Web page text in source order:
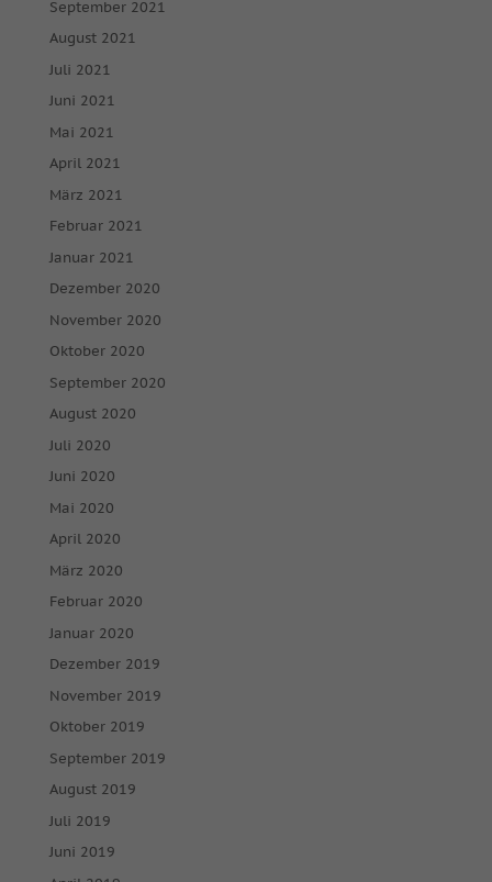
September 2021
August 2021
Juli 2021
Juni 2021
Mai 2021
April 2021
März 2021
Februar 2021
Januar 2021
Dezember 2020
November 2020
Oktober 2020
September 2020
August 2020
Juli 2020
Juni 2020
Mai 2020
April 2020
März 2020
Februar 2020
Januar 2020
Dezember 2019
November 2019
Oktober 2019
September 2019
August 2019
Juli 2019
Juni 2019